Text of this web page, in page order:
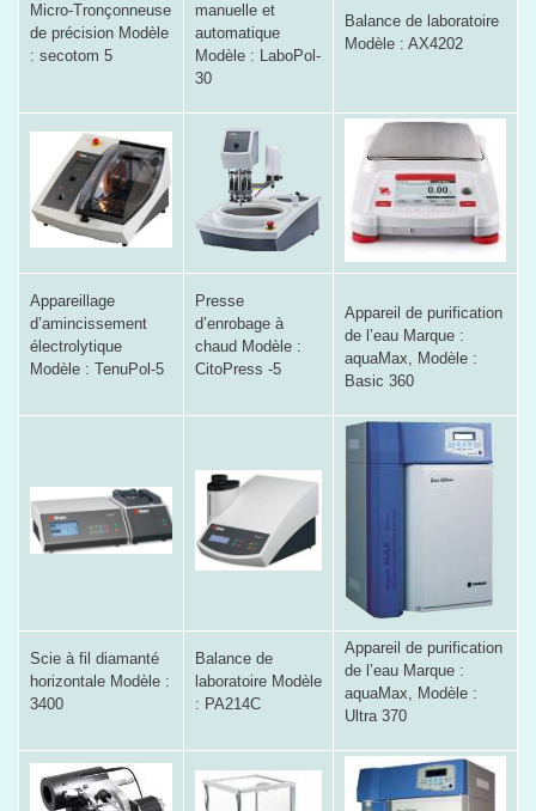
Micro-Tronçonneuse
de précision Modèle
: secotom 5
manuelle et
automatique
Modèle : LaboPol-
30
Balance de laboratoire
Modèle : AX4202
Appareillage
d’amincissement
électrolytique
Modèle : TenuPol-5
Presse
d’enrobage à
chaud Modèle :
CitoPress -5
Appareil de purification
de l’eau Marque :
aquaMax, Modèle :
Basic 360
Scie à fil diamanté
horizontale Modèle :
3400
Balance de
laboratoire Modèle
: PA214C
Appareil de purification
de l’eau Marque :
aquaMax, Modèle :
Ultra 370